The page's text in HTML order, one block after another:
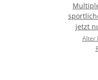
Focke
jetzt
Alter